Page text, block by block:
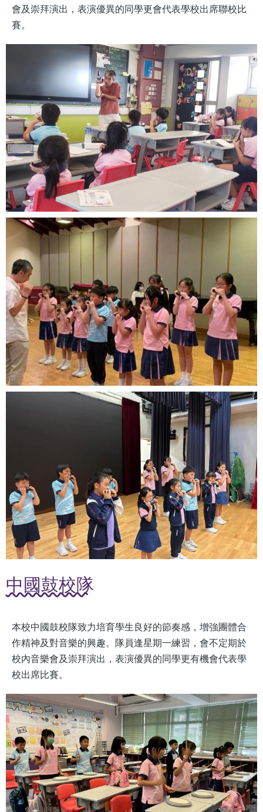
會及崇拜演出，表演優異的同學更會代表學校出席聯校比
賽。
中國鼓校隊
本校中國鼓校隊致力培育學生良好的節奏感，增強團體合
作精神及對音樂的興趣。隊員逢星期一練習，會不定期於
校內音樂會及崇拜演出，表演優異的同學更有機會代表學
校出席比賽。